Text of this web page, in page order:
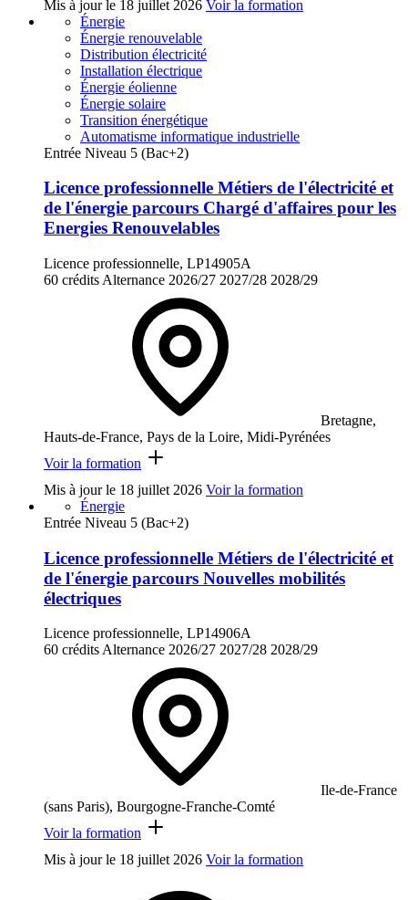
Mis à jour le 18 juillet 2026 Voir la formation
Énergie
Énergie renouvelable
Distribution électricité
Installation électrique
Énergie éolienne
Énergie solaire
Transition énergétique
Automatisme informatique industrielle
Entrée Niveau 5 (Bac+2)
Licence professionnelle Métiers de l'électricité et
de l'énergie parcours Chargé d'affaires pour les
Energies Renouvelables
Licence professionnelle, LP14905A
60 crédits Alternance 2026/27 2027/28 2028/29
Bretagne,
Hauts-de-France, Pays de la Loire, Midi-Pyrénées
Voir la formation
Mis à jour le 18 juillet 2026 Voir la formation
Énergie
Entrée Niveau 5 (Bac+2)
Licence professionnelle Métiers de l'électricité et
de l'énergie parcours Nouvelles mobilités
électriques
Licence professionnelle, LP14906A
60 créditsAlternance 2026/27 2027/28 2028/29
Ile-de-France
(sans Paris), Bourgogne-Franche-Comté
Voir la formation
Mis à jour le 18 juillet 2026 Voir la formation